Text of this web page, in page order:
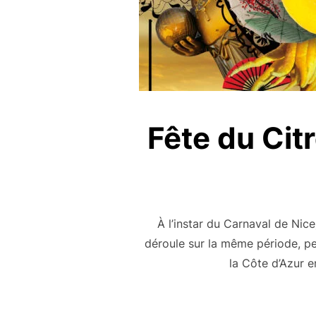
Fête du
À l’instar du Carnaval de
déroule sur la même période,
la Côte d’Azur